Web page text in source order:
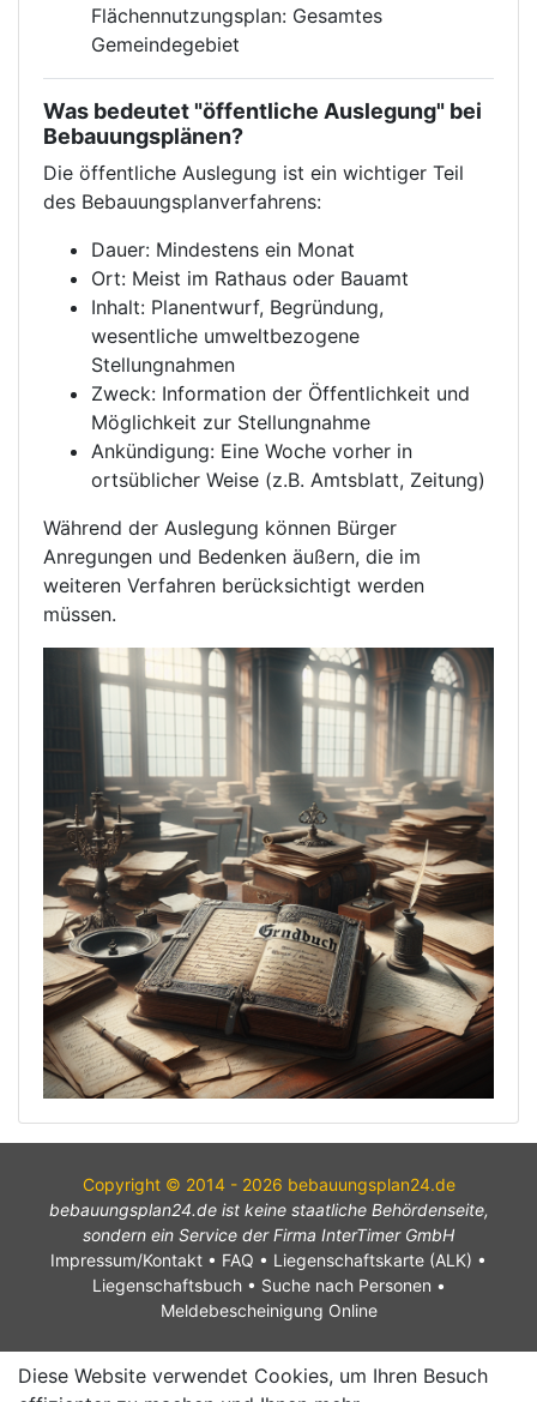
Flächennutzungsplan: Gesamtes
Gemeindegebiet
Was bedeutet "öffentliche Auslegung" bei
Bebauungsplänen?
Die öffentliche Auslegung ist ein wichtiger Teil
des Bebauungsplanverfahrens:
Dauer: Mindestens ein Monat
Ort: Meist im Rathaus oder Bauamt
Inhalt: Planentwurf, Begründung,
wesentliche umweltbezogene
Stellungnahmen
Zweck: Information der Öffentlichkeit und
Möglichkeit zur Stellungnahme
Ankündigung: Eine Woche vorher in
ortsüblicher Weise (z.B. Amtsblatt, Zeitung)
Während der Auslegung können Bürger
Anregungen und Bedenken äußern, die im
weiteren Verfahren berücksichtigt werden
müssen.
Copyright © 2014 - 2026 bebauungsplan24.de
bebauungsplan24.de ist keine staatliche Behördenseite,
sondern ein Service der Firma InterTimer GmbH
Impressum/Kontakt • FAQ • Liegenschaftskarte (ALK) •
Liegenschaftsbuch• Suche nach Personen •
Meldebescheinigung Online
Diese Website verwendet Cookies, um Ihren Besuch